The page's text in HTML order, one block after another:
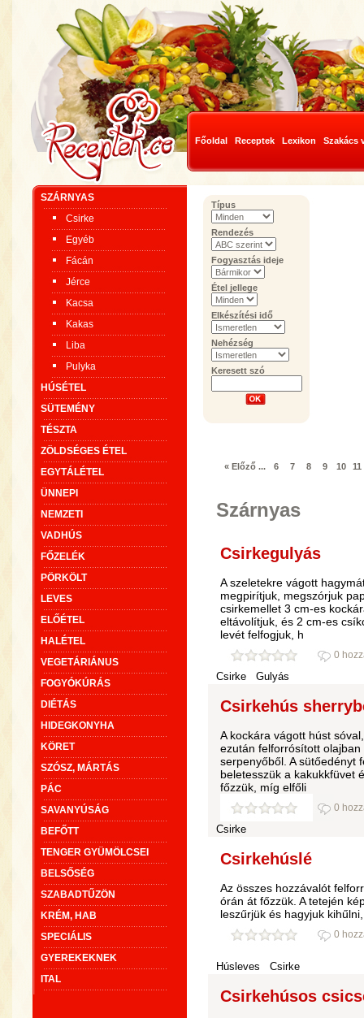
Főoldal Receptek Lexikon Szakács
SZÁRNYAS
Csirke
Egyéb
Fácán
Jérce
Kacsa
Kakas
Liba
Pulyka
HÚSÉTEL
SÜTEMÉNY
TÉSZTA
ZÖLDSÉGES ÉTEL
EGYTÁLÉTEL
ÜNNEPI
NEMZETI
VADHÚS
FŐZELÉK
PÖRKÖLT
LEVES
ELŐÉTEL
HALÉTEL
VEGETÁRIÁNUS
FOGYÓKÚRÁS
DIÉTÁS
HIDEGKONYHA
KÖRET
SZÓSZ, MÁRTÁS
PÁC
SAVANYÚSÁG
BEFŐTT
TENGER GYÜMÖLCSEI
BELSŐSÉG
SZABADTŰZÖN
KRÉM, HAB
SPECIÁLIS
GYEREKEKNEK
ITAL
Típus
Rendezés
Fogyasztás ideje
Étel jellege
Elkészítési idő
Nehézség
Keresett szó
« Előző... 6 7 8 9 10 11
Szárnyas
Csirkegulyás
A szeletekre vágott
megpirítjuk, megszórjuk
csirkemellet 3 cm-es
eltávolítjuk, és 2 cm-es
levét felfogjuk, h
0
Csirke
Gulyás
Csirkehús
A kockára vágott húst
ezután felforrósított
serpenyőből. A sütőedényt
beletesszük a kakukkfüvet
főzzük, míg elfőli
0
Csirke
Csirkehúslé
Az összes hozzávalót
órán át főzzük. A tetején
leszűrjük és hagyjuk
0
Húsleves Csirke
Csirkehúsos